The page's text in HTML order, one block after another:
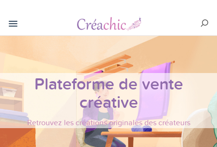
Plateforme de vente
créative
Retrouvez les créations originales des créateurs